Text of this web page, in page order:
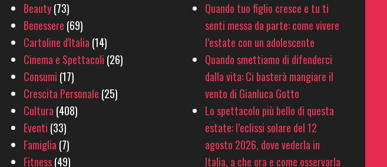
Beauty(73)
Benessere (69)
Cartoline d'Italia (14)
Cinema e Spettacoli (26)
Consumi (17)
Crescita Personale (25)
Cultura (408)
Eventi (33)
Famiglia (7)
Fitness(49)
Quando tuo figlio cresce e tu ti
senti messa da parte: come vivere
l’estate con un adolescente
Quando smettiamo di difenderci
dalla vita: Ci basterà mangiare il
vento di Gianluca Gotto
Lo spettacolo più bello di questa
estate: l’eclissi solare del 12
agosto 2026, dove vederla in
Italia, a che ora e come osservarla